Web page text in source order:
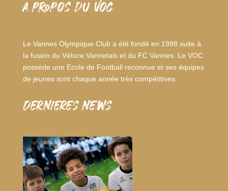
A PROPOS DU VOC
Le Vannes Olympique Club a été fondé en 1998 suite à
la fusion du Véloce Vannetais et du FC Vannes. Le VOC
possède une Ecole de Football reconnue et ses équipes
de jeunes sont chaque année très compétitives.
dernieres news